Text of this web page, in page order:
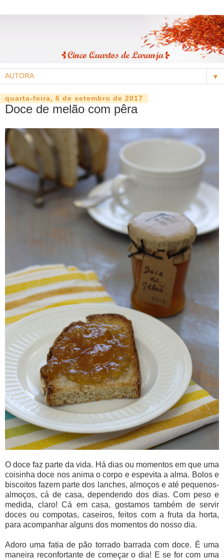
▼
quarta-feira, 6 de setembro de 2017
Doce de melão com pêra
O doce faz parte da vida. Há dias ou momentos em que uma
coisinha doce nos anima o corpo e espevita a alma. Bolos e
biscoitos fazem parte dos lanches, almoços e até pequenos-
almoços, cá de casa, dependendo dos dias. Com peso e
medida, claro! Cá em casa, gostamos também de servir
doces ou compotas, caseiros, feitos com a fruta da horta,
para acompanhar alguns dos momentos do nosso dia.
Adoro uma fatia de pão torrado barrada com doce. É uma
maneira reconfortante de começar o dia! E se for com uma